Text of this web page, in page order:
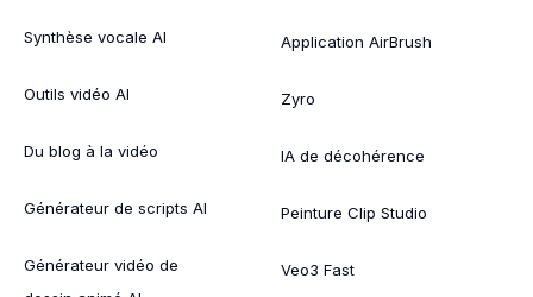
Synthèse vocale AI
Outils vidéo AI
Du blog à la vidéo
Générateur de scripts AI
Générateur vidéo de
Application AirBrush
Zyro
IA de décohérence
Peinture Clip Studio
Veo3 Fast